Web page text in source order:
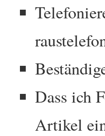
Dass ich
Artikel